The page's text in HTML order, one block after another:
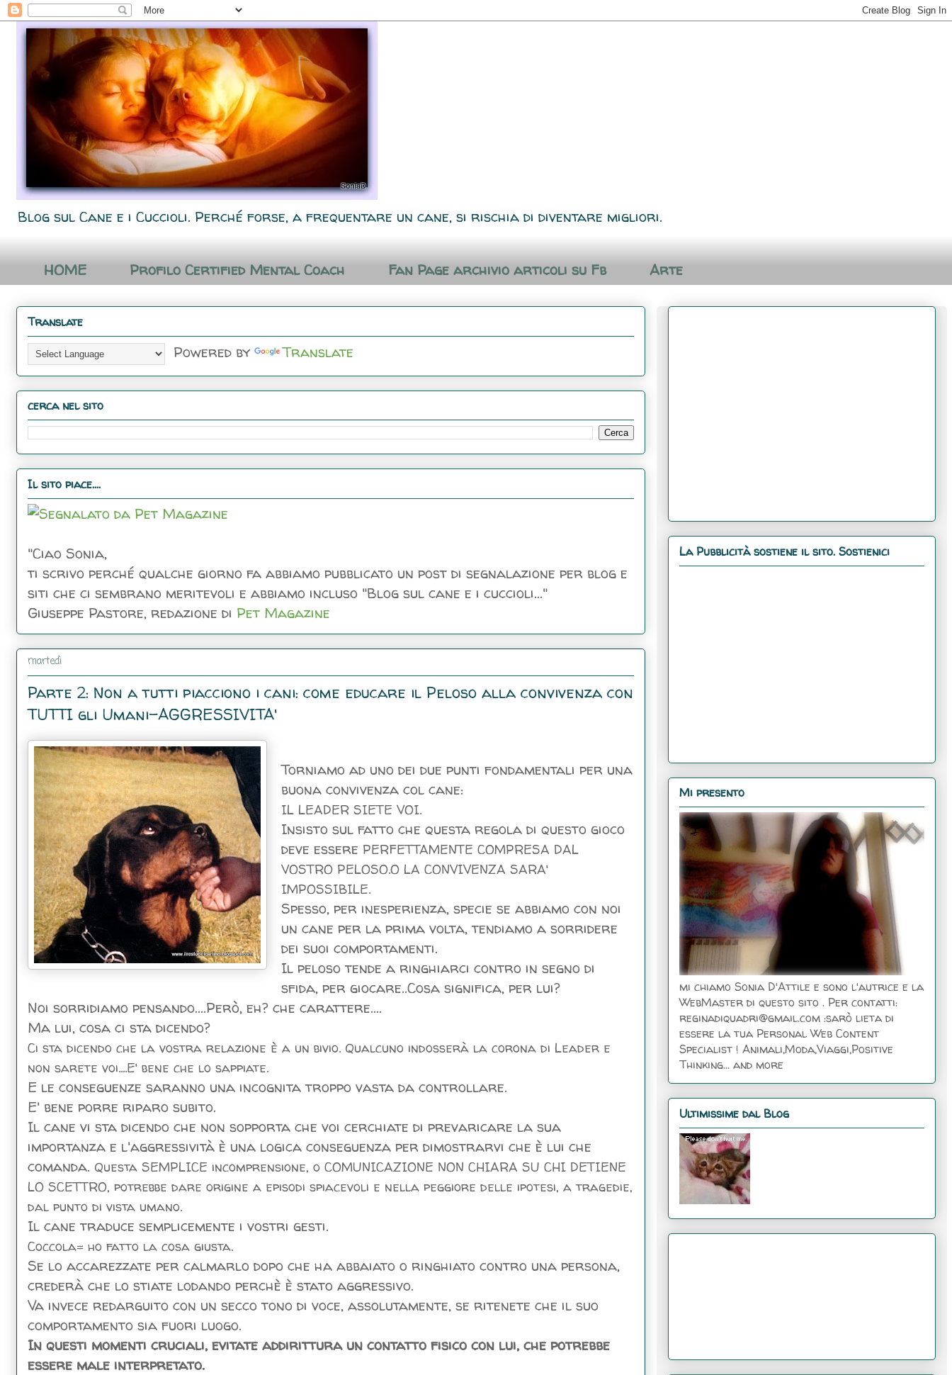
Blog sul Cane e i Cuccioli. Perché forse, a frequentare un cane, si rischia di diventare migliori.
HOME Profilo Certified Mental Coach Fan Page archivio articoli su Fb Arte
Translate
Powered by Translate
cerca nel sito
Il sito piace....
"Ciao Sonia,
ti scrivo perché qualche giorno fa abbiamo pubblicato un post di segnalazione per blog e
siti che ci sembrano meritevoli e abbiamo incluso "Blog sul cane e i cuccioli..."
Giuseppe Pastore, redazione di Pet Magazine
martedì
Parte 2: Non a tutti piacciono i cani: come educare il Peloso alla convivenza con
TUTTI gli Umani-AGGRESSIVITA'
Torniamo ad uno dei due punti fondamentali per una
buona convivenza col cane:
IL LEADER SIETE VOI.
Insisto sul fatto che questa regola di questo gioco
deve essere PERFETTAMENTE COMPRESA DAL
VOSTRO PELOSO.O LA CONVIVENZA SARA'
IMPOSSIBILE.
Spesso, per inesperienza, specie se abbiamo con noi
un cane per la prima volta, tendiamo a sorridere
dei suoi comportamenti.
Il peloso tende a ringhiarci contro in segno di
sfida, per giocare..Cosa significa, per lui?
Noi sorridiamo pensando....Però, eh? che carattere....
Ma lui, cosa ci sta dicendo?
Ci sta dicendo che la vostra relazione è a un bivio. Qualcuno indosserà la corona di Leader e
non sarete voi....E' bene che lo sappiate.
E le conseguenze saranno una incognita troppo vasta da controllare.
E' bene porre riparo subito.
Il cane vi sta dicendo che non sopporta che voi cerchiate di prevaricare la sua
importanza e l'aggressività è una logica conseguenza per dimostrarvi che è lui che
comanda. Questa SEMPLICE incomprensione, o COMUNICAZIONE NON CHIARA SU CHI DETIENE
LO SCETTRO, potrebbe dare origine a episodi spiacevoli e nella peggiore delle ipotesi, a tragedie,
dal punto di vista umano.
Il cane traduce semplicemente i vostri gesti.
Coccola= ho fatto la cosa giusta.
Se lo accarezzate per calmarlo dopo che ha abbaiato o ringhiato contro una persona,
crederà che lo stiate lodando perchè è stato aggressivo.
Va invece redarguito con un secco tono di voce, assolutamente, se ritenete che il suo
comportamento sia fuori luogo.
In questi momenti cruciali, evitate addirittura un contatto fisico con lui, che potrebbe
essere male interpretato.
La Pubblicità sostiene il sito. Sostienici
Mi presento
mi chiamo Sonia D'Attile e sono l'autrice e la
WebMaster di questo sito . Per contatti:
reginadiquadri@gmail.com :sarò lieta di
essere la tua Personal Web Content
Specialist ! Animali,Moda,Viaggi,Positive
Thinking... and more
Ultimissime dal Blog